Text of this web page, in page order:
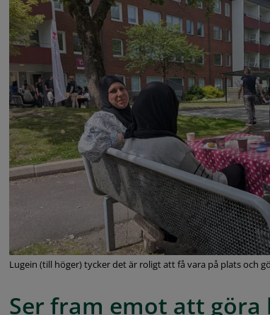
Lugein (till höger) tycker det är roligt att få vara på plats och
Ser fram emot att göra